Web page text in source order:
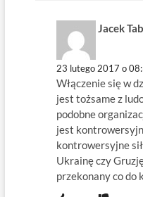
Jacek
23 lutego 2017 o
Włączenie się w
jest tożsame z
podobne
jest
kontrowersyjne
Ukrainę czy
przekonany co do